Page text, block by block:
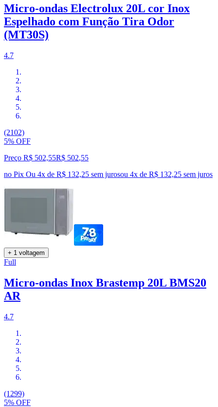
Micro-ondas Electrolux 20L cor Inox
Espelhado com Função Tira Odor
(MT30S)
4.7
(2102)
5% OFF
Preço R$ 502,55R$ 502,55
no Pix Ou 4x de R$ 132,25 sem jurosou 4x de R$ 132,25 sem juros
+ 1 voltagem
Full
Micro-ondas Inox Brastemp 20L BMS20
AR
4.7
(1299)
5% OFF